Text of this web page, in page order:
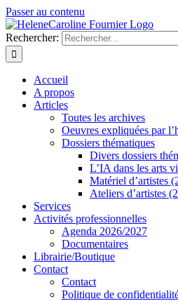
Passer au contenu
Rechercher:
Accueil
A propos
Articles
Toutes les archives
Oeuvres expliquées par
Dossiers thématiques
Divers dossiers
L’IA dans les arts
Matériel d’artistes
Ateliers d’artistes
Services
Activités professionnelles
Agenda 2026/2027
Documentaires
Librairie/Boutique
Contact
Contact
Politique de